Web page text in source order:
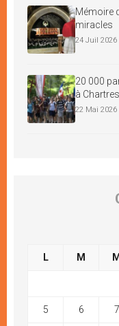
Mémoire
miracles
24 Juil 2026
20 000
à Chartres
22 Mai 2026
L M
5 6 7